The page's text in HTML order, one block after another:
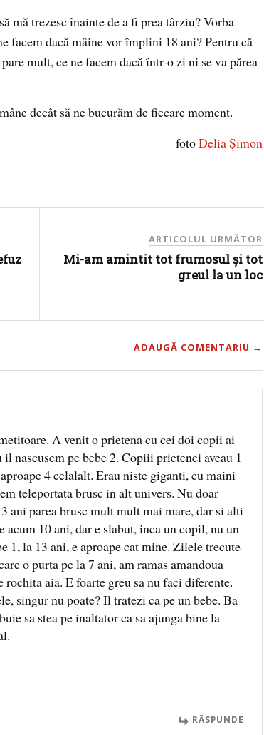
mă trezesc înainte de a fi prea târziu? Vorba
facem dacă mâine vor împlini 18 ani? Pentru că
mult, ce ne facem dacă într-o zi ni se va părea
decât să ne bucurăm de fiecare moment.
fotoDelia Șimon
ARTICOLUL URMĂTOR
Mi-am amintit tot frumosul și tot
greul la un loc
ADAUGĂ COMENTARIU →
A venit o prietena cu cei doi copii ai
nascusem pe bebe 2. Copiii prietenei aveau 1
4 celalalt. Erau niste giganti, cu maini
teleportata brusc in alt univers. Nu doar
ani parea brusc mult mult mai mare, dar si alti
acum 10 ani, dar e slabut, inca un copil, nu un
1, la 13 ani, e aproape cat mine. Zilele trecute
o purta pe la 7 ani, am ramas amandoua
rochita aia. E foarte greu sa nu faci diferente.
singur nu poate? Il tratezi ca pe un bebe. Ba
sa stea pe inaltator ca sa ajunga bine la
RĂSPUNDE